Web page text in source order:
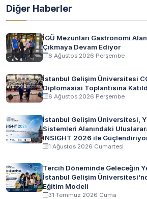
Diğer Haberler
İGÜ Mezunları Gastronomi
Çıkmaya Devam Ediyor
6 Ağustos 2026 Perşembe
İstanbul Gelişim Üniversitesi
Diplomasisi Toplantısına
6 Ağustos 2026 Perşembe
İstanbul Gelişim Üniversitesi,
Sistemleri Alanındaki
INSIGHT 2026 ile
1 Ağustos 2026 Cumartesi
Tercih Döneminde Geleceğin
İstanbul Gelişim
Eğitim Modeli
31 Temmuz 2026 Cuma